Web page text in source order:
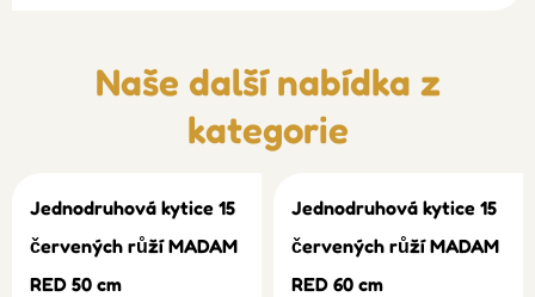
Naše další nabídka z
kategorie
Jednodruhová kytice 15
červených růží MADAM
RED 50 cm
Jednodruhová kytice 15
červených růží MADAM
RED 60 cm